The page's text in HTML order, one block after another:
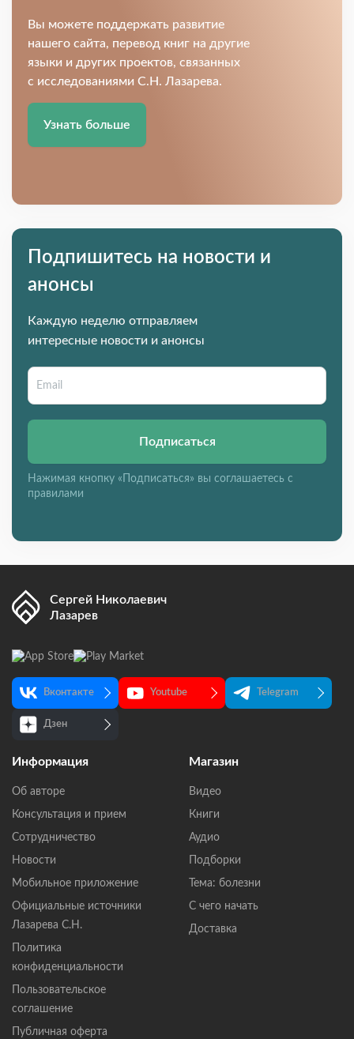
Вы можете поддержать развитие
нашего сайта, перевод книг на другие
языки и других проектов, связанных
с исследованиями С.Н. Лазарева.
Узнать больше
Подпишитесь на новости и
анонсы
Каждую неделю отправляем
интересные новости и анонсы
Подписаться
Нажимая кнопку «Подписаться» вы соглашаетесь с
правилами
Сергей Николаевич
Лазарев
Вконтакте Youtube Telegram
Дзен
Информация
Об авторе
Консультация и прием
Сотрудничество
Новости
Мобильное приложение
Официальные источники
Лазарева С.Н.
Политика
конфиденциальности
Пользовательское
соглашение
Публичная оферта
Магазин
Видео
Книги
Аудио
Подборки
Тема: болезни
С чего начать
Доставка